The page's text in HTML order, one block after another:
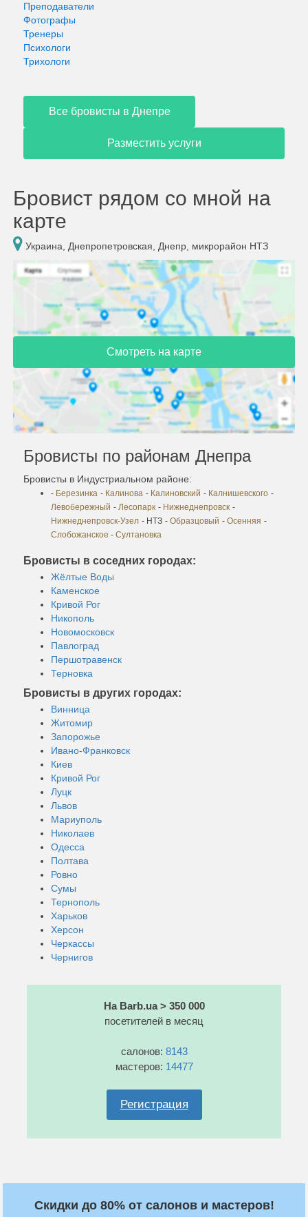
Преподаватели
Фотографы
Тренеры
Психологи
Трихологи
Все бровисты в Днепре
Разместить услуги
Бровист рядом со мной на
карте
Украина, Днепропетровская, Днепр, микрорайон НТЗ
Смотреть на карте
Бровисты по районам Днепра
Бровисты в Индустриальном районе:
- Березинка - Калинова - Калиновский - Калнишевского -
Левобережный - Лесопарк - Нижнеднепровск -
Нижнеднепровск-Узел - НТЗ - Образцовый - Осенняя -
Слобожанское - Султановка
Бровисты в соседних городах:
Жёлтые Воды
Каменское
Кривой Рог
Никополь
Новомосковск
Павлоград
Першотравенск
Терновка
Бровисты в других городах:
Винница
Житомир
Запорожье
Ивано-Франковск
Киев
Кривой Рог
Луцк
Львов
Мариуполь
Николаев
Одесса
Полтава
Ровно
Сумы
Тернополь
Харьков
Херсон
Черкассы
Чернигов
На Barb.ua > 350 000
посетителей в месяц
салонов: 8143
мастеров: 14477
Регистрация
Скидки до 80% от салонов и мастеров!